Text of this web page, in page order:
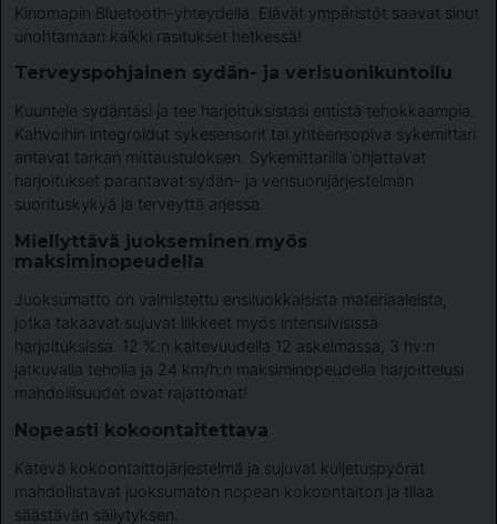
Kinomapin Bluetooth-yhteydellä. Elävät ympäristöt saavat sinut
unohtamaan kaikki rasitukset hetkessä!
Terveyspohjainen sydän- ja verisuonikuntoilu
Kuuntele sydäntäsi ja tee harjoituksistasi entistä tehokkaampia.
Kahvoihin integroidut sykesensorit tai yhteensopiva sykemittari
antavat tarkan mittaustuloksen. Sykemittarilla ohjattavat
harjoitukset parantavat sydän- ja verisuonijärjestelmän
suorituskykyä ja terveyttä arjessa.
Miellyttävä juokseminen myös
maksiminopeudella
Juoksumatto on valmistettu ensiluokkaisista materiaaleista,
jotka takaavat sujuvat liikkeet myös intensiivisissä
harjoituksissa. 12 %:n kaltevuudella 12 askelmassa, 3 hv:n
jatkuvalla teholla ja 24 km/h:n maksiminopeudella harjoittelusi
mahdollisuudet ovat rajattomat!
Nopeasti kokoontaitettava
Kätevä kokoontaittojärjestelmä ja sujuvat kuljetuspyörät
mahdollistavat juoksumaton nopean kokoontaiton ja tilaa
säästävän säilytyksen.